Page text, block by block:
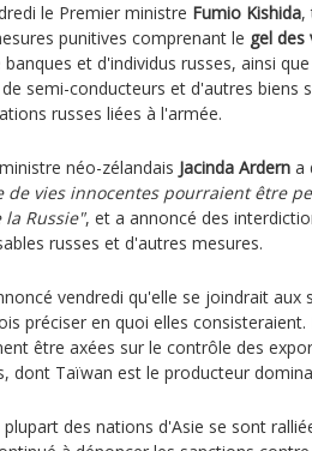
le Premier ministre Fumio Kishida,
punitives comprenant le gel des
et d'individus russes, ainsi
semi-conducteurs et d'autres biens
russes liées à l'armée.
néo-zélandais Jacinda Ardern a
de vies innocentes pourraient être
la Russie", et a annoncé des
russes et d'autres mesures.
vendredi qu'elle se joindrait aux
préciser en quoi elles consisteraient.
être axées sur le contrôle des
dont Taïwan est le producteur
des nations d'Asie se sont